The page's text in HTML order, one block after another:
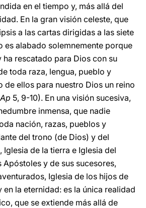
en el tiempo y, más allá del
En la gran visión celeste, que
a las cartas dirigidas a las siete
es alabado solemnemente porque
ha rescatado para Dios con su
toda raza, lengua, pueblo y
de ellos para nuestro Dios un reino
Ap 5, 9-10). En una visión sucesiva,
inmensa, que nadie
nación, razas, pueblos y
del trono (de Dios) y del
Iglesia de la tierra e Iglesia del
y de sus sucesores,
Iglesia de los hijos de
en la eternidad: es la única realidad
que se extiende más allá de